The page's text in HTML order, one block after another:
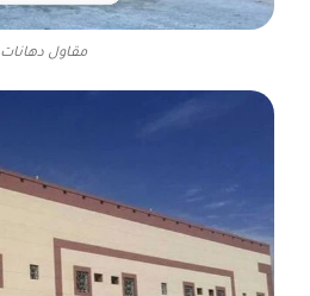
مقاول دهانات